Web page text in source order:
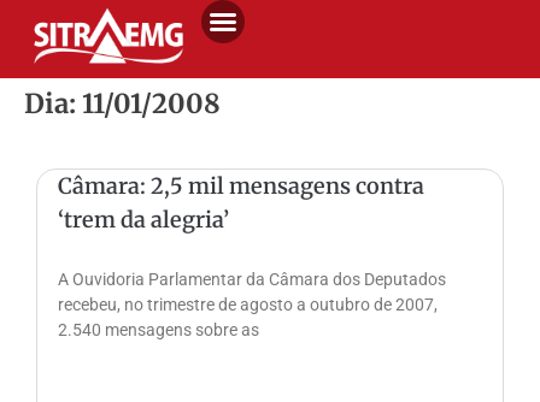
Dia: 11/01/2008
Câmara: 2,5 mil mensagens contra
‘trem da alegria’
A Ouvidoria Parlamentar da Câmara dos Deputados
recebeu, no trimestre de agosto a outubro de 2007,
2.540 mensagens sobre as